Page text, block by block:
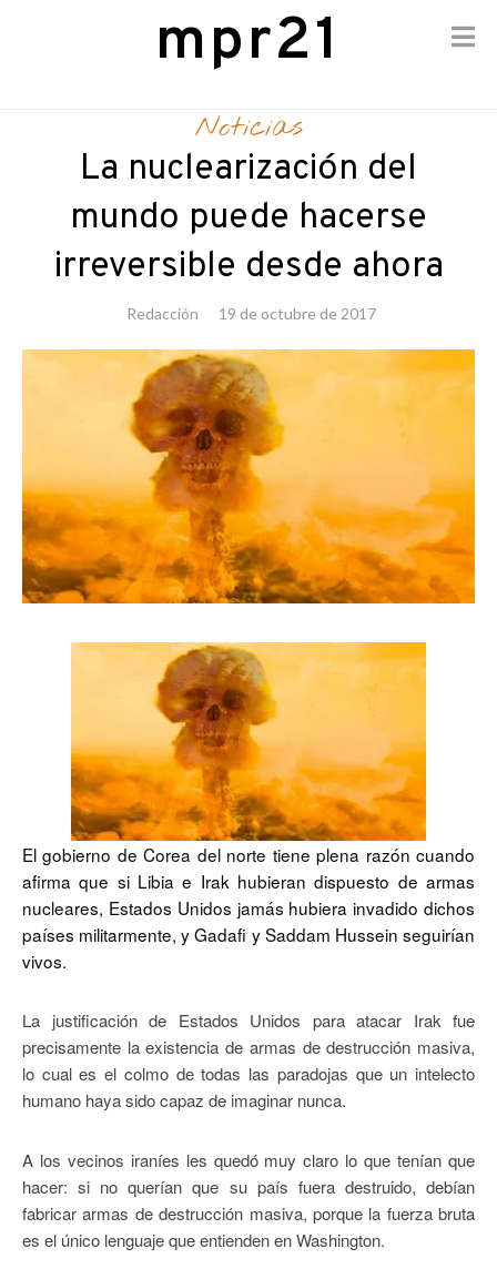
mpr21
Noticias
La nuclearización del
mundo puede hacerse
irreversible desde ahora
Redacción 19 de octubre de 2017
El gobierno de Corea del norte tiene plena razón cuando
afirma que si Libia e Irak hubieran dispuesto de armas
nucleares, Estados Unidos jamás hubiera invadido dichos
países militarmente, y Gadafi y Saddam Hussein seguirían
vivos.
La justificación de Estados Unidos para atacar Irak fue
precisamente la existencia de armas de destrucción masiva,
lo cual es el colmo de todas las paradojas que un intelecto
humano haya sido capaz de imaginar nunca.
A los vecinos iraníes les quedó muy claro lo que tenían que
hacer: si no querían que su país fuera destruido, debían
fabricar armas de destrucción masiva, porque la fuerza bruta
es el único lenguaje que entienden en Washington.